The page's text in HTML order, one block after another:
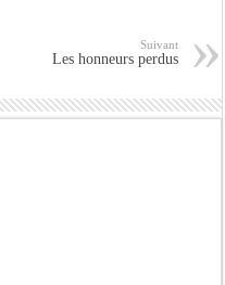
Suivant
Les honneurs perdus